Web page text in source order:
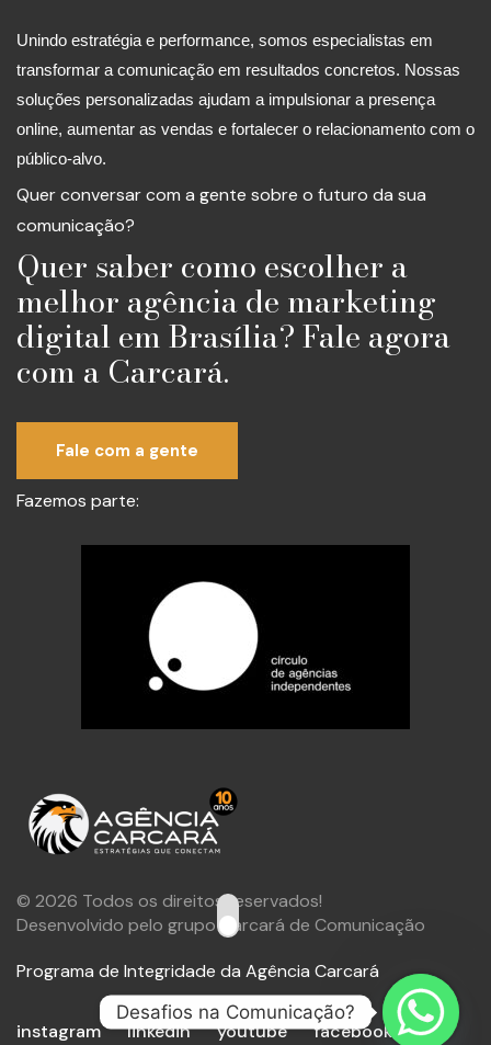
Unindo estratégia e performance, somos especialistas em
transformar a comunicação em resultados concretos. Nossas
soluções personalizadas ajudam a impulsionar a presença
online, aumentar as vendas e fortalecer o relacionamento com o
público-alvo.
Quer conversar com a gente sobre o futuro da sua
comunicação?
Quer saber como escolher a
melhor agência de marketing
digital em Brasília? Fale agora
com a Carcará.
Fale com a gente
Fazemos parte:
© 2026 Todos os direitos reservados!
Desenvolvido pelo grupo Carcará de Comunicação
Programa de Integridade da Agência Carcará
instagram linkedin youtube facebook
Desafios na Comunicação?